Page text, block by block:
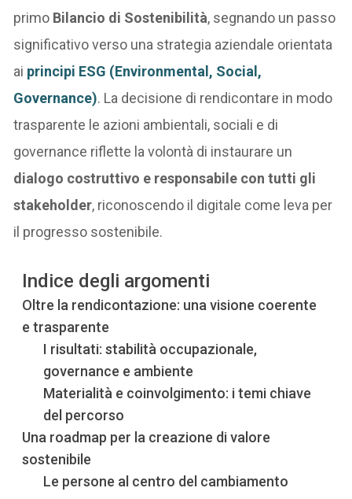
primo Bilancio di Sostenibilità, segnando un passo
significativo verso una strategia aziendale orientata
ai principi ESG (Environmental, Social,
Governance). La decisione di rendicontare in modo
trasparente le azioni ambientali, sociali e di
governance riflette la volontà di instaurare un
dialogo costruttivo e responsabile con tutti gli
stakeholder, riconoscendo il digitale come leva per
il progresso sostenibile.
Indice degli argomenti
Oltre la rendicontazione: una visione coerente
e trasparente
I risultati: stabilità occupazionale,
governance e ambiente
Materialità e coinvolgimento: i temi chiave
del percorso
Una roadmap per la creazione di valore
sostenibile
Le persone al centro del cambiamento